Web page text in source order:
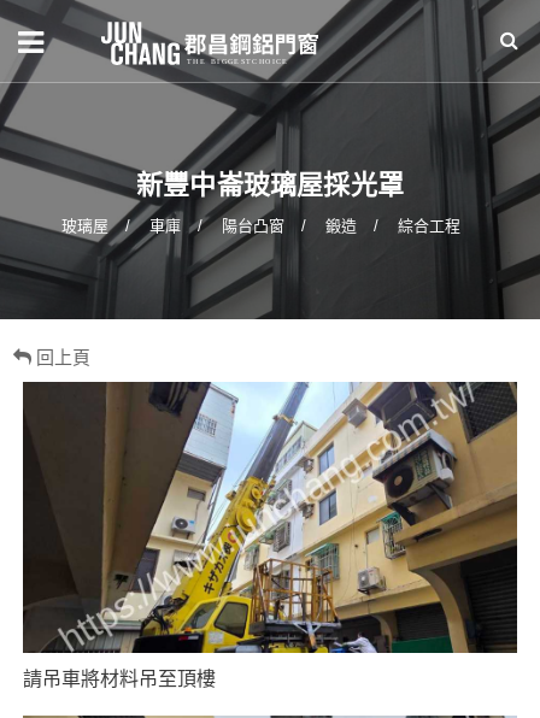
新豐中崙玻璃屋採光罩
玻璃屋 車庫 陽台凸窗 鍛造 綜合工程
回上頁
請吊車將材料吊至頂樓